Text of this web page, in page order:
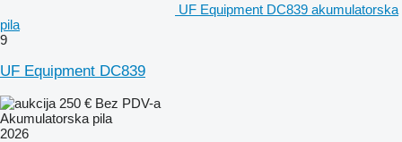
UF Equipment DC839 akumulatorska
pila
9
UF Equipment DC839
250 € Bez PDV-a
Akumulatorska pila
2026